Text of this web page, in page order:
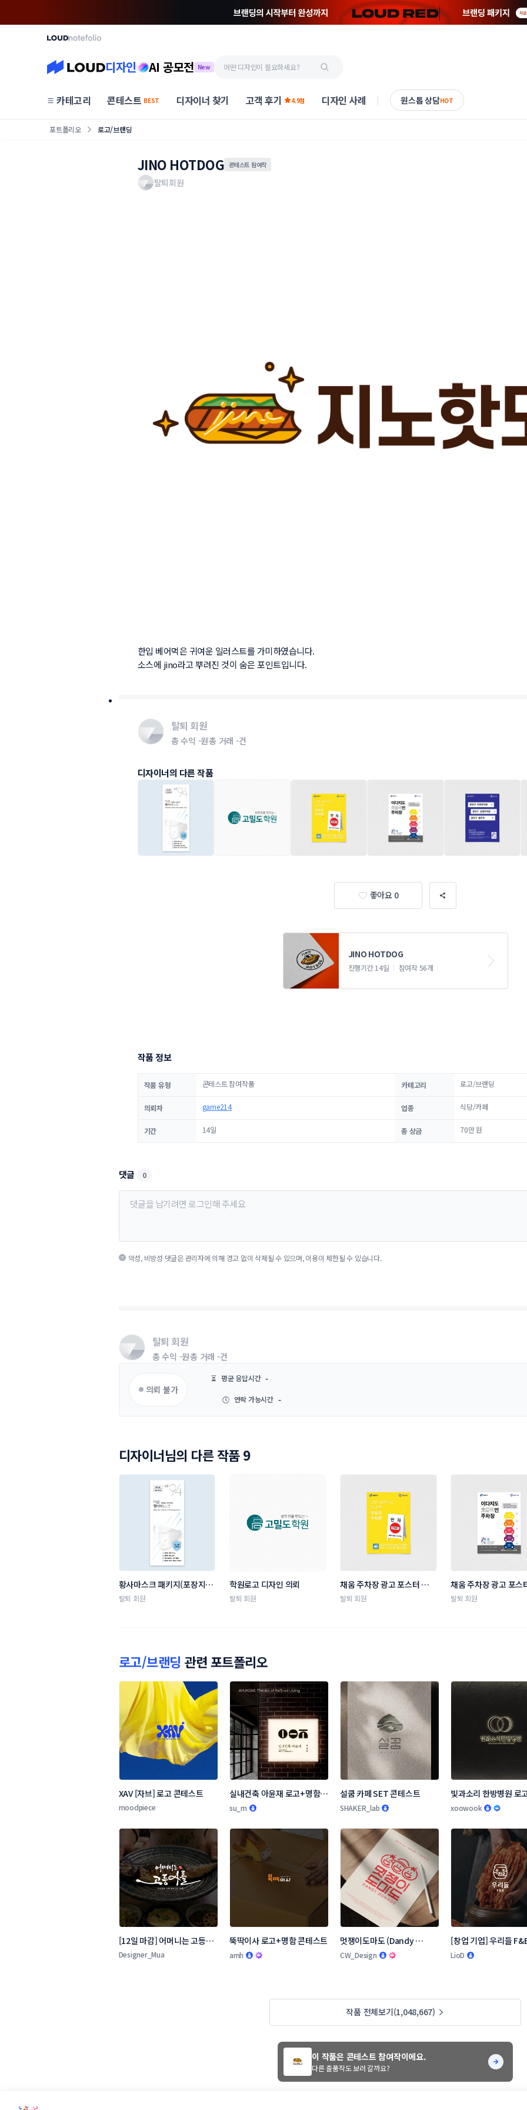
디자인 AI 공모전 New
카테고리 콘테스트 BEST 디자이너 찾기 고객 후기 4.9점 디자인 사례 원스톱 상담HOT
포트폴리오 로고/브랜딩
JINO HOTDOG 콘테스트 참여작
탈퇴회원
한입 베어먹은 귀여운 일러스트를 가미하였습니다.
소스에 jino라고 뿌려진 것이 숨은 포인트입니다.
탈퇴 회원
총 수익 -원총 거래 -건
디자이너의 다른 작품
좋아요 0
JINO HOTDOG
진행기간 14일 참여작 56개
작품 정보
작품 유형 콘테스트 참여작품
의뢰자 game214
기간 14일
카테고리 로고/브랜딩
업종 식당/카페
총 상금 70만 원
댓글 0
악성, 비방성 댓글은 관리자에 의해 경고 없이 삭제될 수 있으며, 이용이 제한될 수 있습니다.
탈퇴 회원
총 수익 -원총 거래 -건
의뢰 불가
⏳ 평균 응답시간 -
🕔 연락 가능시간 -
디자이너님의 다른 작품 9
황사마스크 패키지(포장지)
디자인 의뢰
탈퇴 회원
학원로고 디자인 의뢰
탈퇴 회원
채움 주차장 광고 포스터 공모
전 (거주자우선주차장 공유사
탈퇴 회원
채움 주차장 광고 포스
전 (거주자우선주차장
탈퇴 회원
로고/브랜딩 관련 포트폴리오
XAV [자브] 로고 콘테스트
moodpiece
실내건축 아윤재 로고+명함
콘테스트
su_m
설쿰 카페 SET 콘테스트
SHAKER_lab
빛과소리 한방병원 로
스트
xoowook
[12일 마감] 어머니는 고등어
를 로고 콘테스트
Designer_Mua
뚝딱이사 로고+명함 콘테스트
amh
멋쟁이도마도 (Dandy
Domado 로고 콘테스트
CW_Design
[창업 기업] 우리들
콘테스트
LioD
작품 전체보기(1,048,667)
이 작품은 콘테스트 참여작이에요.
다른 출품작도 보러 갈까요?